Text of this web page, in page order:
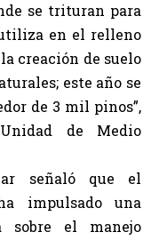
se trituran para
en el relleno
creación de suelo
este año se
de 3 mil pinos”,
de Medio
señaló que el
impulsado una
sobre el manejo